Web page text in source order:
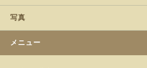
写真
メニュー